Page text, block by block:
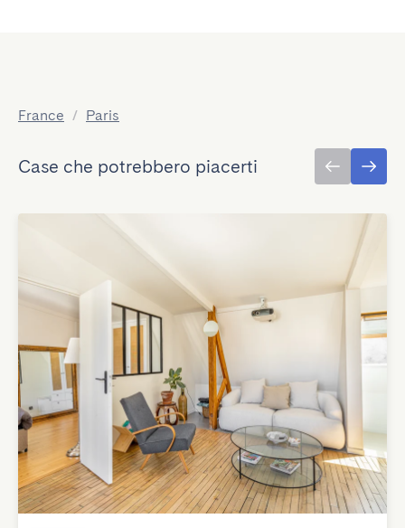
France / Paris
Case che potrebbero piacerti